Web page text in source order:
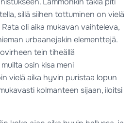
sillä siihen tottuminen on vielä
oli aika mukavan vaihteleva,
urbaanejakin elementtejä.
tein tiheällä
osin kisa meni
vielä aika hyvin puristaa lopun
kolmanteen sijaan, iloitsi